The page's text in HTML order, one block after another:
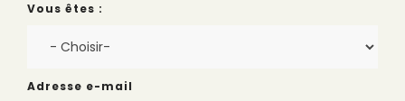
Vous êtes :
Adresse e-mail